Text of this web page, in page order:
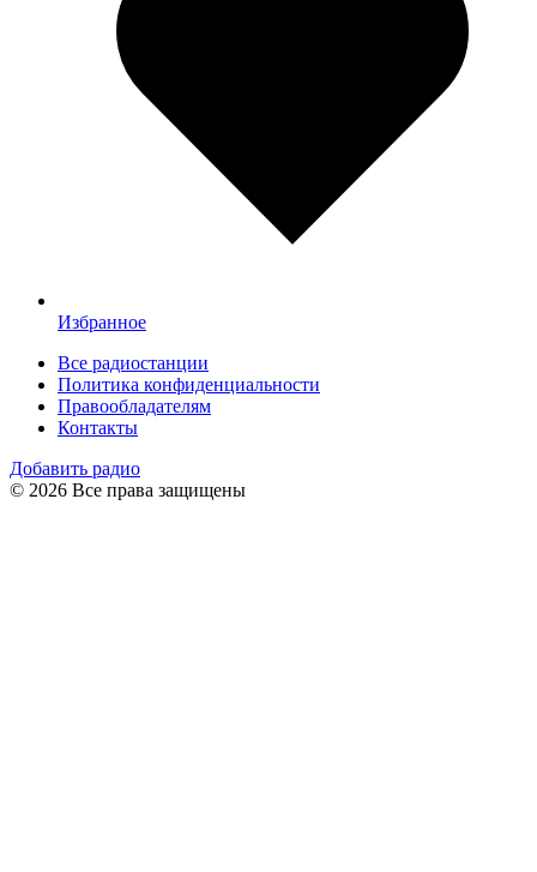
Избранное
Все радиостанции
Политика конфиденциальности
Правообладателям
Контакты
Добавить радио
© 2026 Все права защищены